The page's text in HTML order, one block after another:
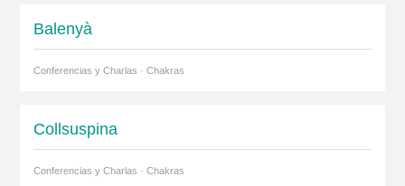
Balenyà
Conferencias y Charlas · Chakras
Collsuspina
Conferencias y Charlas · Chakras